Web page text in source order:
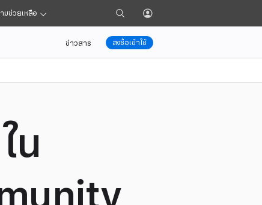
มช่วยเหลือ
ไป
ที่
หน้า
ค้นหา
เปิด
เมนู
โปรไฟล์
ข่าวสาร ลงชื่อเข้าใช้
ใน